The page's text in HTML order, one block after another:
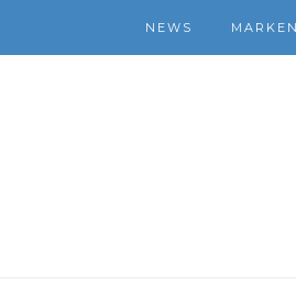
NEWS MARKEN